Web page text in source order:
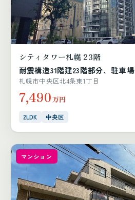
シティタワー札幌 23階
耐震構造31階建23階部分、駐車
札幌市中央区北4条東1丁目
7,490万円
2LDK 中央区
マンション